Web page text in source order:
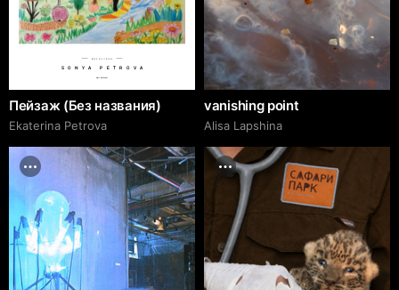
№EP 43110000
SONYA PETROVA
Пейзаж (Без названия)
Ekaterina Petrova
vanishing point
Аlisa Lapshina